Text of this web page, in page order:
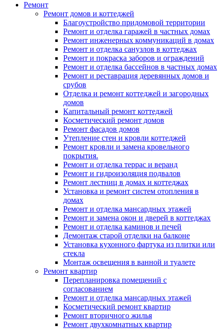
Ремонт
Ремонт домов и коттеджей
Благоустройство придомовой территории
Ремонт и отделка гаражей в частных домах
Ремонт инженерных коммуникаций в домах
Ремонт и отделка санузлов в коттеджах
Ремонт и покраска заборов и ограждений
Ремонт и отделка бассейнов в частных домах
Ремонт и реставрация деревянных домов и
срубов
Отделка и ремонт коттеджей и загородных
домов
Капитальный ремонт коттеджей
Косметический ремонт домов
Ремонт фасадов домов
Утепление стен и кровли коттеджей
Ремонт кровли и замена кровельного
покрытия.
Ремонт и отделка террас и веранд
Ремонт и гидроизоляция подвалов
Ремонт лестниц в домах и коттеджах
Установка и ремонт систем отопления в
домах
Ремонт и отделка мансардных этажей
Ремонт и замена окон и дверей в коттеджах
Ремонт и отделка каминов и печей
Демонтаж старой отделки на балконе
Установка кухонного фартука из плитки или
стекла
Монтаж освещения в ванной и туалете
Ремонт квартир
Перепланировка помещений с
согласованием
Ремонт и отделка мансардных этажей
Косметический ремонт квартир
Ремонт вторичного жилья
Ремонт двухкомнатных квартир